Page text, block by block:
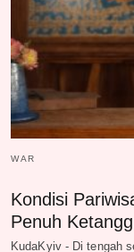
WAR
Kondisi
Penuh
KudaKyiv - Di tengah